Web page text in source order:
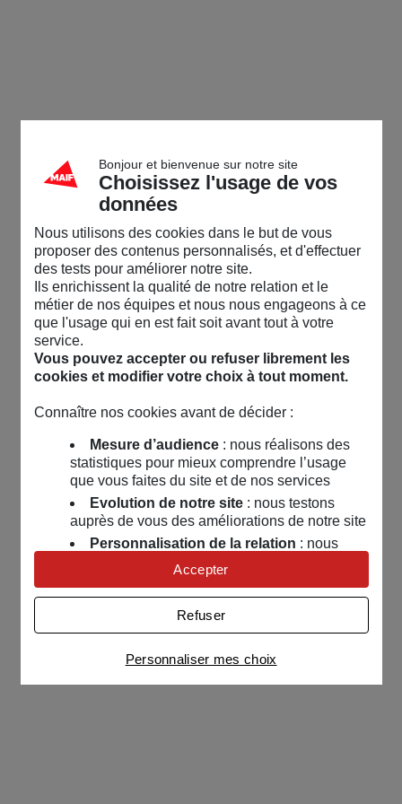
Bonjour et bienvenue sur notre site
Choisissez l'usage de vos
données
Nous utilisons des cookies dans le but de vous
proposer des contenus personnalisés, et d'effectuer
des tests pour améliorer notre site.
Ils enrichissent la qualité de notre relation et le
métier de nos équipes et nous nous engageons à ce
que l'usage qui en est fait soit avant tout à votre
service.
Vous pouvez accepter ou refuser librement les
cookies et modifier votre choix à tout moment.
Connaître nos cookies avant de décider :
Mesure d’audience: nous réalisons des
statistiques pour mieux comprendre l’usage
que vous faites du site et de nos services
Evolution de notre site: nous testons
auprès de vous des améliorations de notre site
Personnalisation de la relation : nous
nous servons de cookies pour adapter nos
contenus et personnaliser nos offres
Univers publicitaire: nous utilisons avec
nos partenaires des cookies pour afficher des
publicités personnalisées
Connaître notre politique cookies et la liste de nos
partenaires
Personnaliser mes choix
Refuser
Accepter